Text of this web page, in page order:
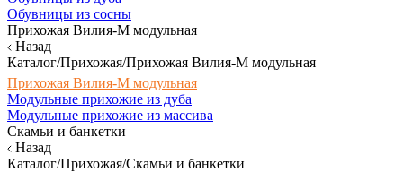
Обувницы из сосны
Прихожая Вилия-М модульная
Назад
Каталог/Прихожая/Прихожая Вилия-М модульная
Прихожая Вилия-М модульная
Модульные прихожие из дуба
Модульные прихожие из массива
Скамьи и банкетки
Назад
Каталог/Прихожая/Скамьи и банкетки